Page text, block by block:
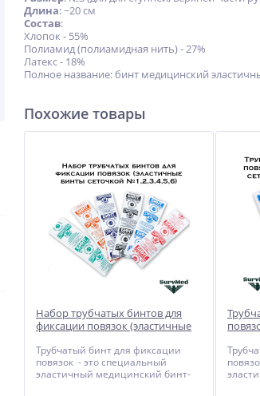
Длина: ~20 см
Состав:
Хлопок - 55%
Полиамид (полиамидная нить) - 27%
Латекс - 18%
Полное название:бинт медицинский
Похожие товары
Набор трубчатых бинтов для
фиксации повязок (эластичные
Трубчатый бинт для фиксации
повязок - это специальный
эластичный медицинский бинт-